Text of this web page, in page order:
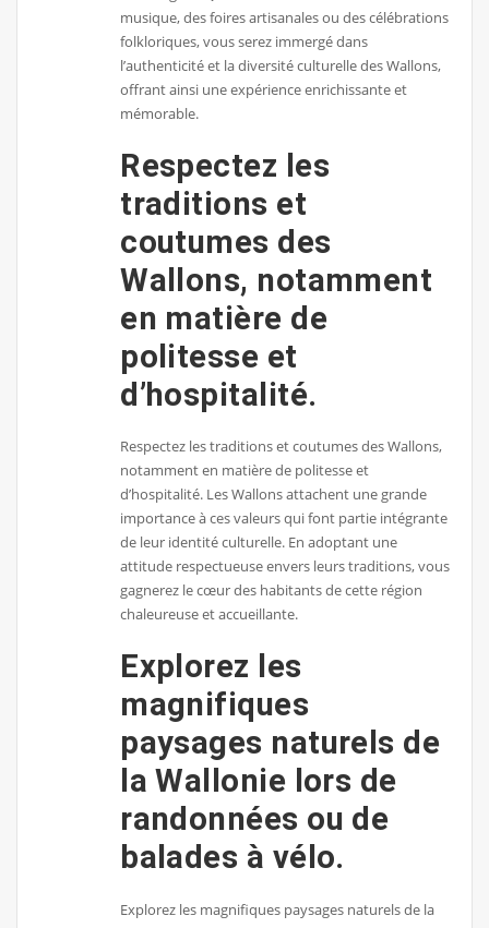
musique, des foires artisanales ou des célébrations
folkloriques, vous serez immergé dans
l’authenticité et la diversité culturelle des Wallons,
offrant ainsi une expérience enrichissante et
mémorable.
Respectez les
traditions et
coutumes des
Wallons, notamment
en matière de
politesse et
d’hospitalité.
Respectez les traditions et coutumes des Wallons,
notamment en matière de politesse et
d’hospitalité. Les Wallons attachent une grande
importance à ces valeurs qui font partie intégrante
de leur identité culturelle. En adoptant une
attitude respectueuse envers leurs traditions, vous
gagnerez le cœur des habitants de cette région
chaleureuse et accueillante.
Explorez les
magnifiques
paysages naturels de
la Wallonie lors de
randonnées ou de
balades à vélo.
Explorez les magnifiques paysages naturels de la